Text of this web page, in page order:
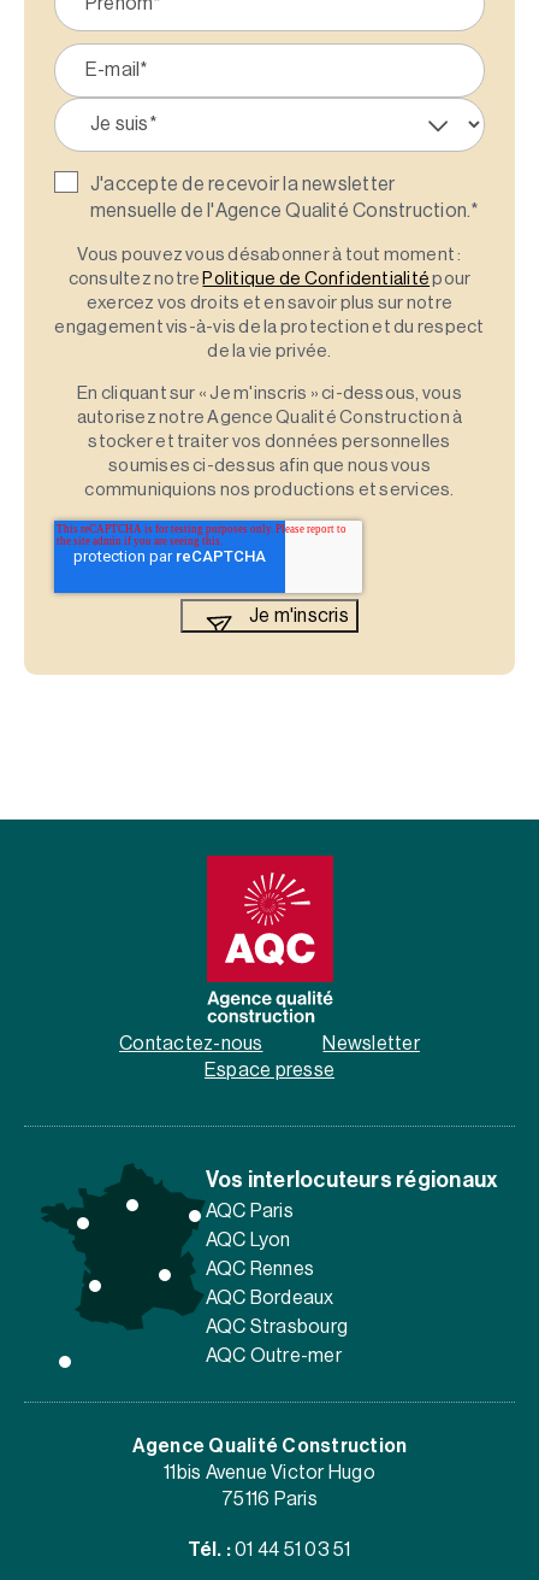
J'accepte de recevoir la newsletter
mensuelle de l'Agence Qualité Construction.*
Vous pouvez vous désabonner à tout moment :
consultez notre Politique de Confidentialité pour
exercez vos droits et en savoir plus sur notre
engagement vis-à-vis de la protection et du respect
de la vie privée.
En cliquant sur « Je m'inscris » ci-dessous, vous
autorisez notre Agence Qualité Construction à
stocker et traiter vos données personnelles
soumises ci-dessus afin que nous vous
communiquions nos productions et services.
Contactez-nous
Newsletter
Espace presse
Vos interlocuteurs régionaux
AQC Paris
AQC Lyon
AQC Rennes
AQC Bordeaux
AQC Strasbourg
AQC Outre-mer
Agence Qualité Construction
11bis Avenue Victor Hugo
75116 Paris
Tél. : 01 44 51 03 51